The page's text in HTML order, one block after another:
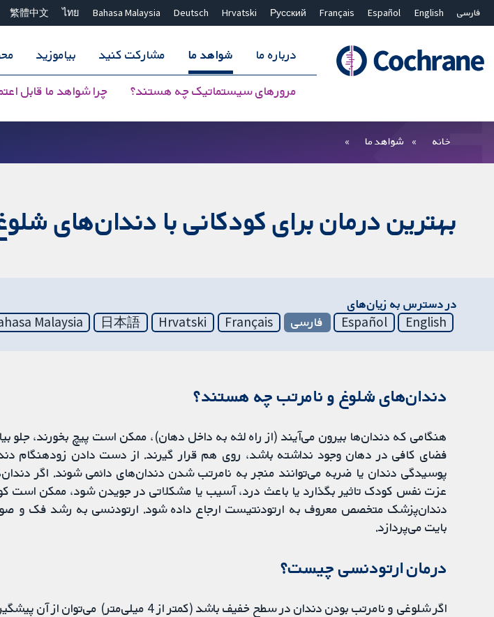
فارسی English
Español
Français
Русский
Hrvatski
Deutsch
Bahasa Malaysia
ไทย
繁體中文
درباره ما شواهد ما
مرورهای سیستماتیک چه هستند؟ چرا شواهد ما قابل
مشارکت کنید بیاموزید
بستن جستجو ✖
خانه شواهد ما
بهترین درمان برای کودکانی با دندان‌های
در دسترس به زیان‌های
English
Español فارسی Français
Hrvatski
日本語
Malaysia
دندان‌های شلوغ و نامرتب چه هستند؟
هنگامی که دندان‌ها بیرون می‌آیند (از راه لثه به داخل دهان)، ممکن است پیچ بخورند، جلو
فضای کافی در دهان وجود نداشته باشد، روی هم قرار گیرند. از دست دادن زودهنگام
پوسیدگی دندان یا ضربه می‌توانند منجر به نامرتب شدن دندان‌های دائمی شوند. اگر
عزت نفس کودک تاثیر بگذارد یا باعث درد، آسیب یا مشکلاتی در جویدن شود، ممکن است
دندان‌پزشک متخصص معروف به ارتودنتیست ارجاع داده شود. ارتودنسی به رشد فک و
بایت می‌پردازد.
درمان ارتودنسی چیست؟
اگر شلوغی و نامرتب بودن دندان در سطح خفیف باشد (کمتر از 4